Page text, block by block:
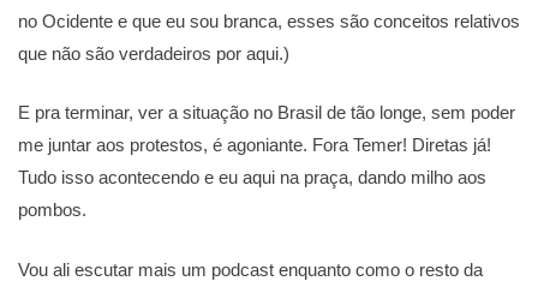
no Ocidente e que eu sou branca, esses são conceitos relativos
que não são verdadeiros por aqui.)
E pra terminar, ver a situação no Brasil de tão longe, sem poder
me juntar aos protestos, é agoniante. Fora Temer! Diretas já!
Tudo isso acontecendo e eu aqui na praça, dando milho aos
pombos.
Vou ali escutar mais um podcast enquanto como o resto da